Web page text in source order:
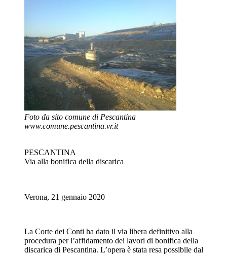
Foto da sito comune di Pescantina
www.comune.pescantina.vr.it
PESCANTINA
Via alla bonifica della discarica
Verona, 21 gennaio 2020
La Corte dei Conti ha dato il via libera definitivo alla
procedura per l’affidamento dei lavori di bonifica della
discarica di Pescantina. L’opera è stata resa possibile dal